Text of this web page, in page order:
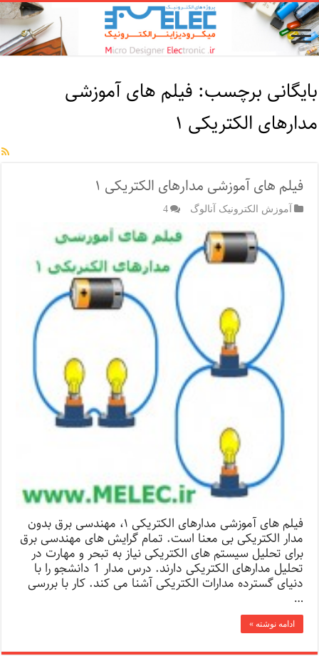
بایگانی برچسب: فیلم های آموزشی
مدارهای الکتریکی ۱
فیلم های آموزشی مدارهای الکتریکی ۱
آموزش الکترونیک آنالوگ 4
فیلم های آموزشی مدارهای الکتریکی ۱، مهندسی برق بدون
مدار الکتریکی بی معنا است. تمام گرایش های مهندسی برق
برای تحلیل سیستم های الکتریکی نیاز به تبحر و مهارت در
تحلیل مدارهای الکتریکی دارند. درس مدار 1 دانشجو را با
دنیای گسترده مدارات الکتریکی آشنا می کند. کار با بررسی
…
ادامه نوشته »